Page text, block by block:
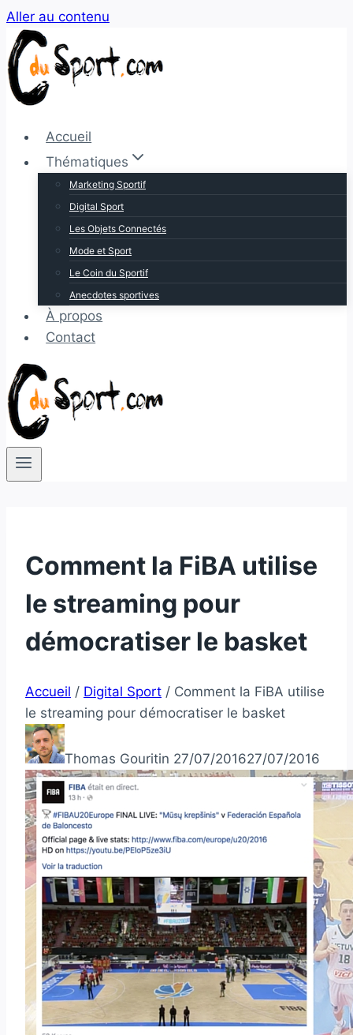
Aller au contenu
Accueil
Thématiques
Marketing Sportif
Digital Sport
Les Objets Connectés
Mode et Sport
Le Coin du Sportif
Anecdotes sportives
À propos
Contact
Comment la FiBA utilise
le streaming pour
démocratiser le basket
Accueil / Digital Sport / Comment la FiBA utilise
le streaming pour démocratiser le basket
Thomas Gouritin 27/07/201627/07/2016